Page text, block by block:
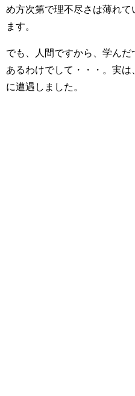
め方次第で理不尽さは薄れて
ます。
でも、人間ですから、学ん
あるわけでして・・・。実
に遭遇しました。